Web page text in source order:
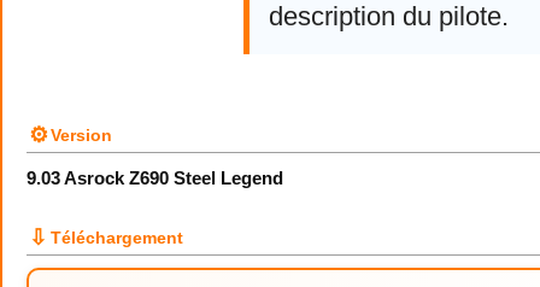
description du pilote.
⚙Version
9.03 Asrock Z690 Steel Legend
⇩ Téléchargement